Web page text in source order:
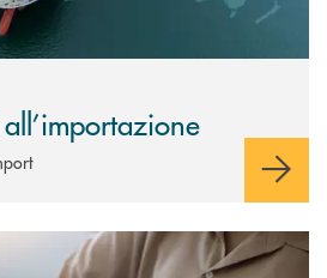
agevolati con contributi pubblici